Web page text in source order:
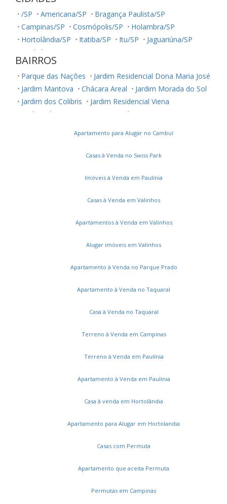
/SP Americana/SP
Bragança Paulista/SP
Campinas/SP
Cosmópolis/SP
Holambra/SP
Hortolândia/SP
Itatiba/SP Itu/SP
Jaguariúna/SP
Jundiaí/SP
Morungaba/SP
Paulínia/SP
Salto/SP
Santa Bárbara D'Oeste/SP
Serra Negra/SP
Sorocaba/SP
Sumaré/SP
Ubatuba/SP
Valinhos/SP
Vinhedo/SP
BAIRROS
Parque das Nações
Jardim Residencial Dona Maria José
Jardim Mantova
Chácara Areal
Jardim Morada do Sol
Jardim dos Colibris
Jardim Residencial Viena
Jardim Juliana
Loteamento Park Gran Reserve
Jardim Montreal Residence
Panorama Residence
Residencial Milano
Jardim São Francisco
Colinas de Indaiatuba
Residencial Monte Verde
Jardim do Valle II
Jardim Moriyama
Parque Residencial Indaiá
Loteamento Green View Village
Jardim Santa Rita
Jardim Reserva Bom Viver de Indaiatuba
Jardim Residencial Dona Maria Candida
Villagio Di Itaici
Apartamento para Alugar no Cambuí
Casas à Venda no Swiss Park
Imóveis à Venda em Paulínia
Casas à Venda em Valinhos
Apartamentos à Venda em Valinhos
Alugar imóveis em Valinhos
Apartamento à Venda no Parque Prado
Apartamento à Venda no Taquaral
Casa à Venda no Taquaral
Terreno à Venda em Campinas
Terreno à Venda em Paulínia
Apartamento à Venda em Paulínia
Casa à venda em Hortolândia
Apartamento para Alugar em Hortolandia
Casas com Permuta
Apartamento que aceita Permuta
Permutas em Campinas